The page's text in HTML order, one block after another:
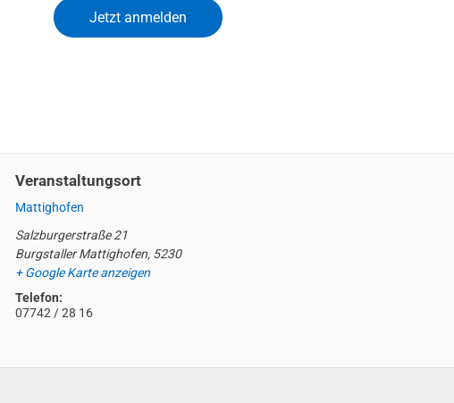
Veranstaltungsort
Mattighofen
Salzburgerstraße 21
Burgstaller Mattighofen, 5230
+ Google Karte anzeigen
Telefon:
07742 / 28 16